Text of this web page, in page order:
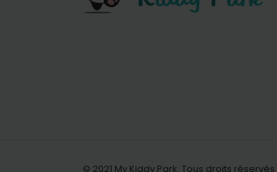
© 2021 My Kiddy Park. Tous droits réservés.